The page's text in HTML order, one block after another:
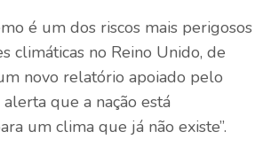
é um dos riscos mais perigosos
climáticas no Reino Unido, de
novo relatório apoiado pelo
que a nação está
um clima que já não existe”.